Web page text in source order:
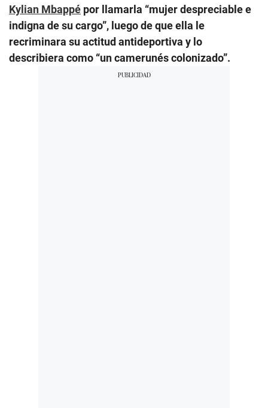
Kylian Mbappé por llamarla “mujer despreciable e
indigna de su cargo”, luego de que ella le
recriminara su actitud antideportiva y lo
describiera como “un camerunés colonizado”.